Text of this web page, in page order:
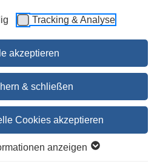
Tracking & Analyse
akzeptieren
& schließen
Cookies akzeptieren
anzeigen